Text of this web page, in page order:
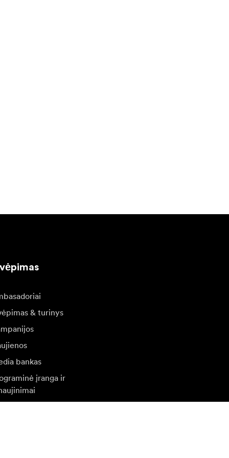
& turinys
bankas
įranga ir